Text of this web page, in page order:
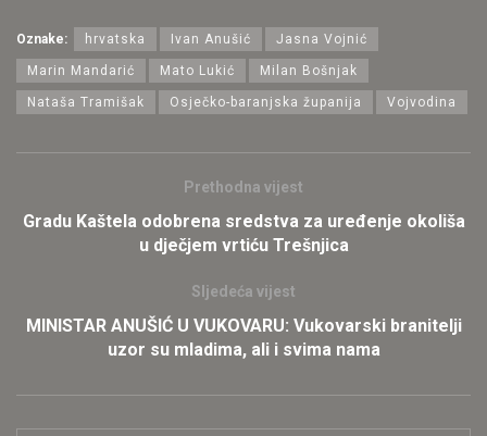
Oznake: hrvatska Ivan Anušić Jasna Vojnić
Marin Mandarić Mato Lukić Milan Bošnjak
Nataša Tramišak Osječko-baranjska županija Vojvodina
Prethodna vijest
Gradu Kaštela odobrena sredstva za uređenje okoliša
u dječjem vrtiću Trešnjica
Sljedeća vijest
MINISTAR ANUŠIĆ U VUKOVARU: Vukovarski branitelji
uzor su mladima, ali i svima nama